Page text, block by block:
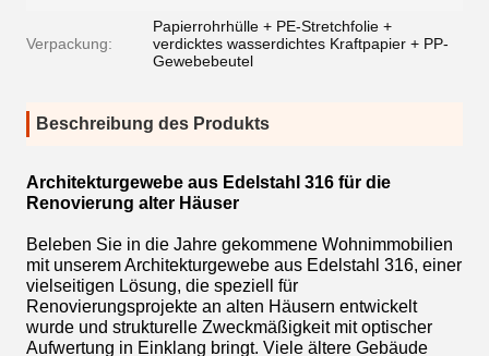
Verpackung:
Papierrohrhülle + PE-Stretchfolie +
verdicktes wasserdichtes Kraftpapier + PP-
Gewebebeutel
Beschreibung des Produkts
Architekturgewebe aus Edelstahl 316 für die
Renovierung alter Häuser
Beleben Sie in die Jahre gekommene Wohnimmobilien
mit unserem Architekturgewebe aus Edelstahl 316, einer
vielseitigen Lösung, die speziell für
Renovierungsprojekte an alten Häusern entwickelt
wurde und strukturelle Zweckmäßigkeit mit optischer
Aufwertung in Einklang bringt. Viele ältere Gebäude